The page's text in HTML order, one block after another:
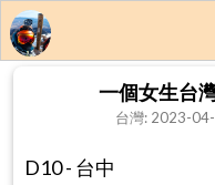
一個女生台
台灣: 2023-
D10 - 台中